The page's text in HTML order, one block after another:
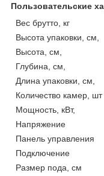
Пользовательские
Вес брутто, кг
Высота упаковки, см,
Высота, см,
Глубина, см,
Длина упаковки, см,
Количество камер, шт
Мощность, кВт,
Напряжение
Панель управления
Подключение
Размер пода, см